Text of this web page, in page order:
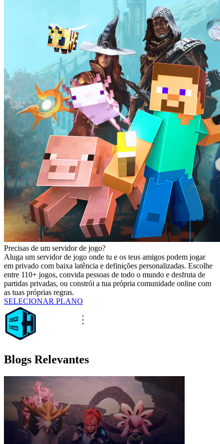
Precisas de um servidor de jogo?
Aluga um servidor de jogo onde tu e os teus amigos podem jogar
em privado com baixa latência e definições personalizadas. Escolhe
entre 110+ jogos, convida pessoas de todo o mundo e desfruta de
partidas privadas, ou constrói a tua própria comunidade online com
as tuas próprias regras.
SELECIONAR PLANO
Blogs Relevantes